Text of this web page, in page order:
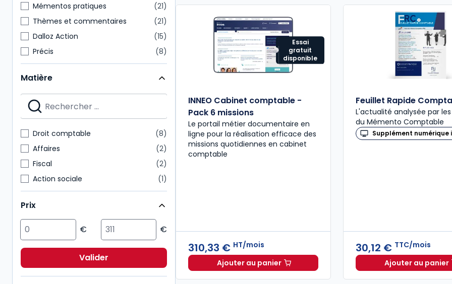
Mémentos pratiques
21
Thèmes et commentaires
21
Dalloz Action
15
Précis
8
Cours
7
Autres brochés
6
Bulletins
6
Dossiers pratiques
Matière
Droit comptable
8
Affaires
2
Fiscal
2
Action sociale
1
Droit civil
1
Droit public
1
ESG/Compliance
1
Environnement
Patrimoine
1
Prix
Valider
Essai
gratuit
disponible
INNEO Cabinet comptable -
Pack 6 missions
Le portail métier documentaire en
ligne pour la réalisation efficace des
missions quotidiennes en cabinet
comptable
310,33 € HT/mois
Ajouter au panierINNEO Cabinet comptable - Pack 6 missions à 310,33
Feuillet Rapide
L'actualité analysée par
du Mémento Comptable
Supplément numérique
30,12 € TTC/mois
Ajouter au panier
Feuillet